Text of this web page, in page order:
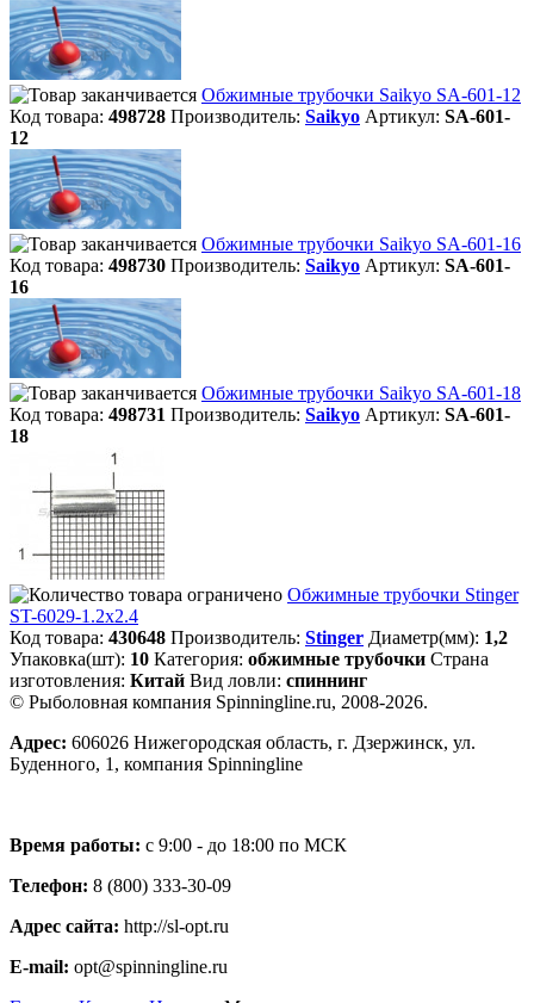
Обжимные трубочки Saikyo SA-601-12
Код товара: 498728 Производитель: Saikyo Артикул: SA-601-
12
Обжимные трубочки Saikyo SA-601-16
Код товара: 498730 Производитель: Saikyo Артикул: SA-601-
16
Обжимные трубочки Saikyo SA-601-18
Код товара: 498731 Производитель: Saikyo Артикул: SA-601-
18
Обжимные трубочки Stinger
ST-6029-1.2x2.4
Код товара: 430648 Производитель: Stinger Диаметр(мм): 1,2
Упаковка(шт): 10 Категория: обжимные трубочки Страна
изготовления: Китай Вид ловли: спиннинг
© Рыболовная компания Spinningline.ru, 2008-2026.
Адрес: 606026 Нижегородская область, г. Дзержинск, ул.
Буденного, 1, компания Spinningline
Время работы: с 9:00 - до 18:00 по МСК
Телефон: 8 (800) 333-30-09
Адрес сайта: http://sl-opt.ru
E-mail: opt@spinningline.ru